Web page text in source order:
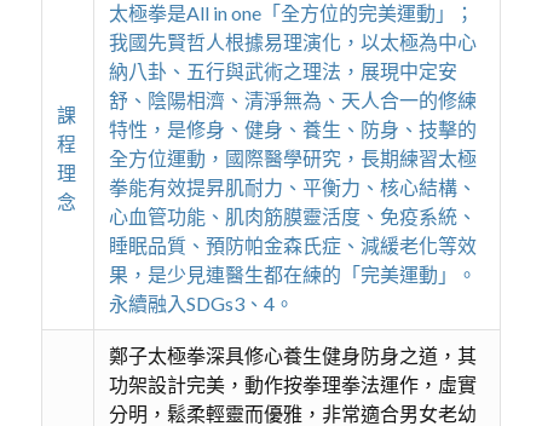
課
程
理
念
太極拳是All in one「全方位的完美運動」；
我國先賢哲人根據易理演化，以太極為中心
納八卦、五行與武術之理法，展現中定安
舒、陰陽相濟、清淨無為、天人合一的修練
特性，是修身、健身、養生、防身、技擊的
全方位運動，國際醫學研究，長期練習太極
拳能有效提昇肌耐力、平衡力、核心結構、
心血管功能、肌肉筋膜靈活度、免疫系統、
睡眠品質、預防帕金森氏症、減緩老化等效
果，是少見連醫生都在練的「完美運動」。
永續融入SDGs3、4。
鄭子太極拳深具修心養生健身防身之道，其
功架設計完美，動作按拳理拳法運作，虛實
分明，鬆柔輕靈而優雅，非常適合男女老幼